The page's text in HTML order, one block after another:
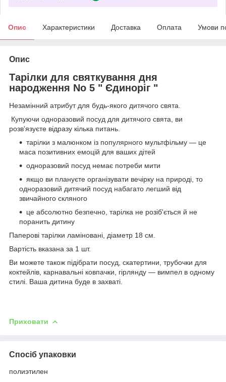
Опис Характеристики Доставка Оплата Умови
Опис
Тарілки для святкування дня
народження No 5 " Єдиноріг "
Незамінний атрибут для будь-якого дитячого свята.
Купуючи одноразовий посуд для дитячого свята, ви
розв'язуєте відразу кілька питань.
тарілки з малюнком із популярного мультфільму — це
маса позитивних емоцій для ваших дітей
одноразовий посуд немає потреби мити
якщо ви плануєте організувати вечірку на природі, то
одноразовий дитячий посуд набагато легший від
звичайного скляного
це абсолютно безпечно, тарілка не розіб'ється й не
поранить дитину
Паперові тарілки ламіновані, діаметр 18 см.
Вартість вказана за 1 шт.
Ви можете також підібрати посуд, скатертини, трубочки для
коктейлів, карнавальні ковпачки, гірлянду — вимпел в одному
стилі. Ваша дитина буде в захваті.
Приховати
Спосіб упаковки
полиэтилен